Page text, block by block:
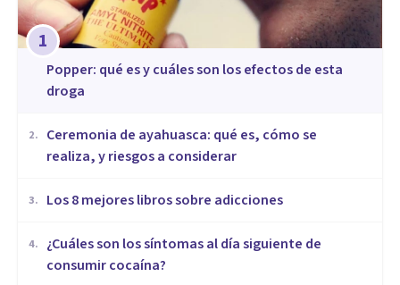
1
Popper: qué es y cuáles son los efectos de esta
droga
2.
Ceremonia de ayahuasca: qué es, cómo se
realiza, y riesgos a considerar
3. Los 8 mejores libros sobre adicciones
4.
¿Cuáles son los síntomas al día siguiente de
consumir cocaína?